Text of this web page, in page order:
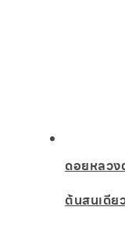
ดอยหลวง
ต้นสนเดีย